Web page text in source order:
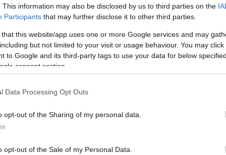
This information may also be disclosed by us to third parties on the
Participants that may further disclose it to other third parties.
that this website/app uses one or more Google services and may
but not limited to your visit or usage behaviour. You may
to Google and its third-party tags to use your data for below
consent section.
Data Processing Opt Outs
opt-out of the Sharing of my personal data.
opt-out of the Sale of my Personal Data.
Εξωτερικών της Τουρκίας Χακάν Φιντάν,
τον ομόλογό του του ΙράνΧοσεΐν Αμίρ
αναφέρουν ότι οΧακάν Φιντάνείπε στον
επιθυμεί περαιτέρω κλιμάκωση στην
κατά του Ισραήλ τη νύχτα της 13ης
τα βήματα που θα αυξήσουν την